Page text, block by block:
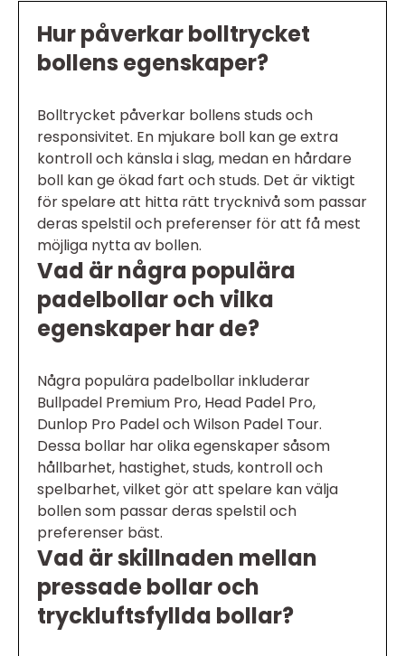
Hur påverkar bolltrycket
bollens egenskaper?
Bolltrycket påverkar bollens studs och
responsivitet. En mjukare boll kan ge extra
kontroll och känsla i slag, medan en hårdare
boll kan ge ökad fart och studs. Det är viktigt
för spelare att hitta rätt trycknivå som passar
deras spelstil och preferenser för att få mest
möjliga nytta av bollen.
Vad är några populära
padelbollar och vilka
egenskaper har de?
Några populära padelbollar inkluderar
Bullpadel Premium Pro, Head Padel Pro,
Dunlop Pro Padel och Wilson Padel Tour.
Dessa bollar har olika egenskaper såsom
hållbarhet, hastighet, studs, kontroll och
spelbarhet, vilket gör att spelare kan välja
bollen som passar deras spelstil och
preferenser bäst.
Vad är skillnaden mellan
pressade bollar och
tryckluftsfyllda bollar?